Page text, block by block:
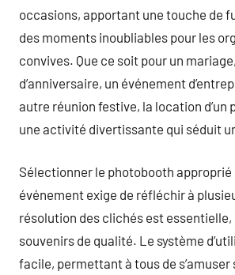
occasions, apportant une touche de
des moments inoubliables pour les
convives. Que ce soit pour un
d’anniversaire, un événement
autre réunion festive, la location d’un
une activité divertissante qui séduit
Sélectionner le photobooth approprié
événement exige de réfléchir à
résolution des clichés est
souvenirs de qualité. Le système
facile, permettant à tous de